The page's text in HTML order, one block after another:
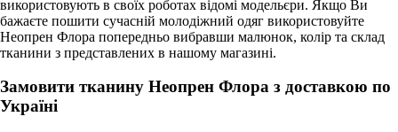
використовують в своїх роботах відомі модельєри. Якщо Ви
бажаєте пошити сучасній молодіжний одяг використовуйте
Неопрен Флора попередньо вибравши малюнок, колір та склад
тканини з представлених в нашому магазині.
Замовити тканину Неопрен Флора з доставкою по
Україні